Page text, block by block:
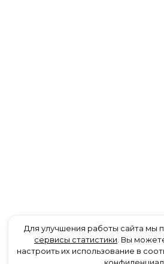
Для улучшения работы сайта мы
сервисы статистики. Вы
настроить их использование в